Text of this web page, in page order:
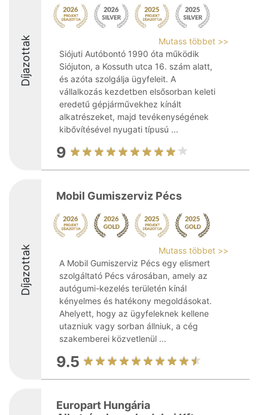
Díjazottak
Mutass többet >>
Siójuti Autóbontó 1990 óta működik
Siójuton, a Kossuth utca 16. szám alatt,
és azóta szolgálja ügyfeleit. A
vállalkozás kezdetben elsősorban keleti
eredetű gépjárművekhez kínált
alkatrészeket, majd tevékenységének
kibővítésével nyugati típusú ...
9
Díjazottak
Mobil Gumiszerviz Pécs
Mutass többet >>
A Mobil Gumiszerviz Pécs egy elismert
szolgáltató Pécs városában, amely az
autógumi-kezelés területén kínál
kényelmes és hatékony megoldásokat.
Ahelyett, hogy az ügyfeleknek kellene
utazniuk vagy sorban állniuk, a cég
szakemberei közvetlenül ...
9.5
Europart Hungária